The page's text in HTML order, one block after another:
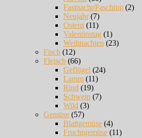
Fastnacht/Fasching (2)
Neujahr(7)
Ostern (11)
Valentinstag (1)
Weihnachten (23)
Fisch (12)
Fleisch (66)
Geflügel (24)
Lamm (11)
Rind (19)
Schwein (7)
Wild (3)
Gemüse (57)
Blattgemüse (4)
Fruchtgemüse (11)